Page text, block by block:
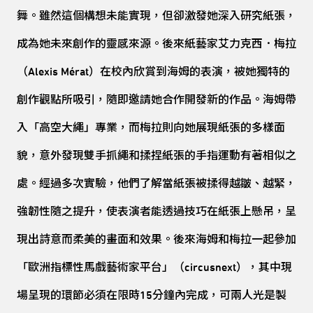
舞。雖然這個構想未能實現，但卻激發她深入研究紙張，
成為她未來創作的靈感來源。後來紙藝家艾力克西．梅拉
（Alexis Mérat）在校內欣賞到海姆的表演，被她獨特的
創作觀點所吸引，隨即邀請她合作開發新的作品。海姆帶
入「高空大繩」專業，而梅拉則向她展現紙張的多樣面
貌，意外發現雙手抓繩和揉捏紙張的手指運動有著相似之
處。經過多次實驗，他們了解當紙張被揉得越皺、越緊，
強韌性隨之提升，使表演者能透過技巧在紙張上懸吊，呈
現出詩意而柔美的畫面和效果。後來海姆和梅拉一起參加
「歐洲指標性馬戲藝術家平台」（circusnext），其中現
場呈現的環節必須在限時15分鐘內完成，可兩人光是製